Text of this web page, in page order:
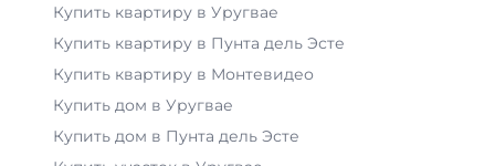
Купить квартиру в Уругвае
Купить квартиру в Пунта дель Эсте
Купить квартиру в Монтевидео
Купить дом в Уругвае
Купить дом в Пунта дель Эсте